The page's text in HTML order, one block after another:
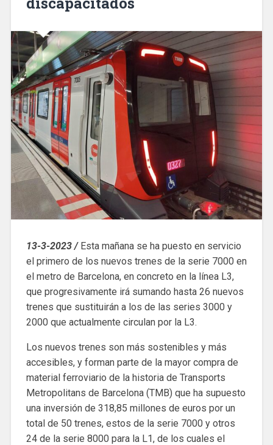
13-3-2023 /Esta mañana se ha puesto en servicio
el primero de los nuevos trenes de la serie 7000 en
el metro de Barcelona, en concreto en la línea L3,
que progresivamente irá sumando hasta 26 nuevos
trenes que sustituirán a los de las series 3000 y
2000 que actualmente circulan por la L3.
Los nuevos trenes son más sostenibles y más
accesibles, y forman parte de la mayor compra de
material ferroviario de la historia de Transports
Metropolitans de Barcelona (TMB) que ha supuesto
una inversión de 318,85 millones de euros por un
total de 50 trenes, estos de la serie 7000 y otros
24 de la serie 8000 para la L1, de los cuales el